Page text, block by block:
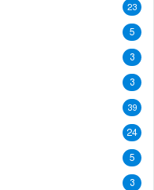
23
5
3
3
39
24
5
3